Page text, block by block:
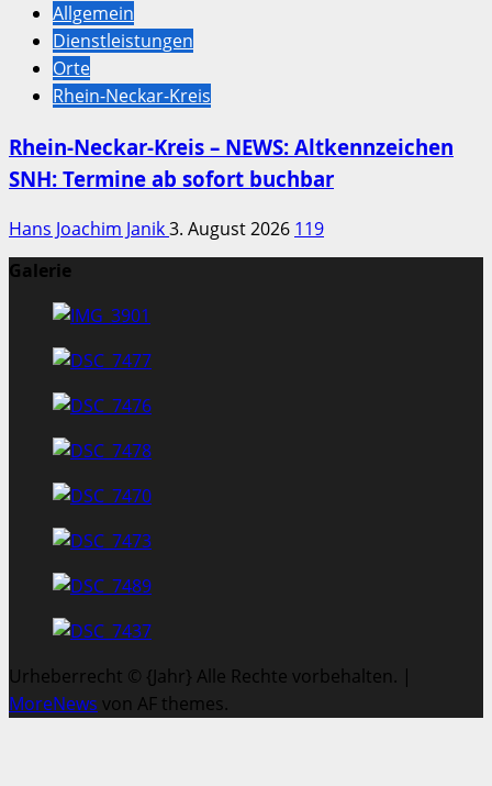
Allgemein
Dienstleistungen
Orte
Rhein-Neckar-Kreis
Rhein-Neckar-Kreis – NEWS: Altkennzeichen
SNH: Termine ab sofort buchbar
Hans Joachim Janik3. August 2026 119
Galerie
Urheberrecht © {Jahr} Alle Rechte vorbehalten. |
MoreNews von AF themes.